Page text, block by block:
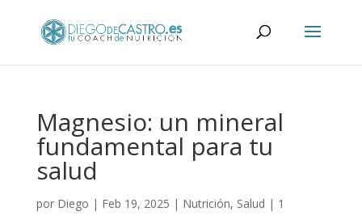
Magnesio: un mineral
fundamental para tu
salud
por Diego | Feb 19, 2025 | Nutrición, Salud | 1